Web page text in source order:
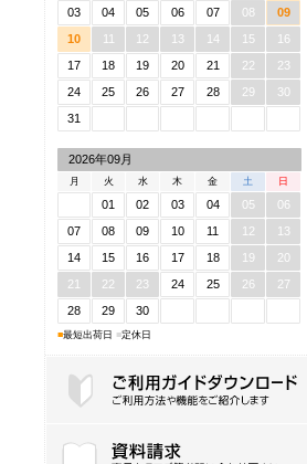
03
04 05 06 07 08
09
10
11 12 13 14 15
16
17
18 19 20 21 22
23
24
25 26 27 28 29
30
31
2026年09月
月 火 水 木 金 土 日
01 02 03 04 05
06
07
08 09 10 11 12
13
14
15 16 17 18 19
20
21
22 23 24 25 26
27
28
29 30
■最短出荷日 ■定休日